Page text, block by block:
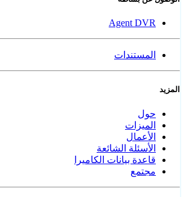
Agent DVR
المستندات
المزيد
حول
الميزات
الأعمال
الأسئلة الشائعة
قاعدة بيانات الكاميرا
مجتمع